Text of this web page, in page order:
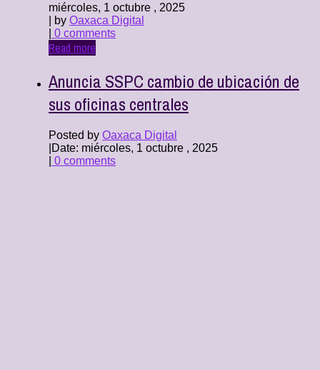
miércoles, 1 octubre , 2025
| by Oaxaca Digital
0 comments
Read more
Anuncia SSPC cambio de ubicación de
sus oficinas centrales
Posted by Oaxaca Digital
Date: miércoles, 1 octubre , 2025
0 comments